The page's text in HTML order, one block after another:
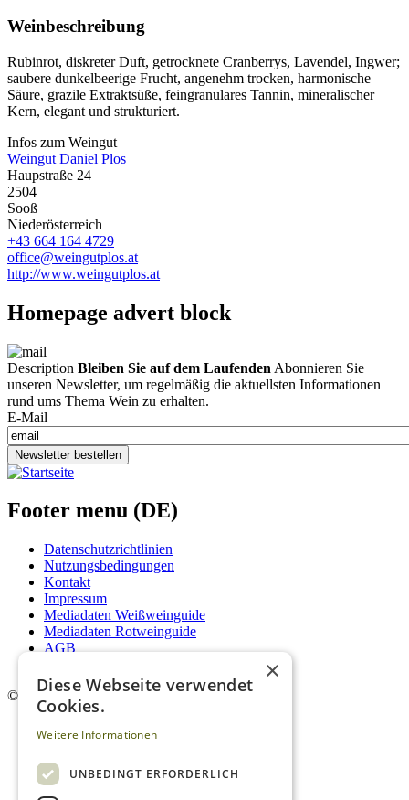
Weinbeschreibung
Rubinrot, diskreter Duft, getrocknete Cranberrys, Lavendel, Ingwer;
saubere dunkelbeerige Frucht, angenehm trocken, harmonische
Säure, grazile Extraktsüße, feingranulares Tannin, mineralischer
Kern, elegant und strukturiert.
Infos zum Weingut
Weingut Daniel Plos
Haupstraße 24
2504
Sooß
Niederösterreich
+43 664 164 4729
office@weingutplos.at
http://www.weingutplos.at
Homepage advert block
Description Bleiben Sie auf dem Laufenden Abonnieren Sie
unseren Newsletter, um regelmäßig die aktuellsten Informationen
rund ums Thema Wein zu erhalten.
E-Mail
Newsletter bestellen
Footer menu (DE)
Datenschutzrichtlinien
Nutzungsbedingungen
Kontakt
Impressum
Mediadaten Weißweinguide
Mediadaten Rotweinguide
AGB
© 2026. Alle Rechte vorbehalten.
×
Diese Webseite verwendet
Cookies.
Weitere Informationen
UNBEDINGT ERFORDERLICH